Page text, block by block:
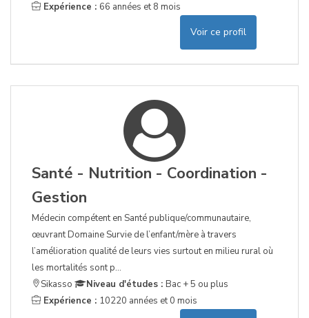
Expérience : 66 années et 8 mois
Voir ce profil
Santé - Nutrition - Coordination -
Gestion
Médecin compétent en Santé publique/communautaire,
œuvrant Domaine Survie de l’enfant/mère à travers
l’amélioration qualité de leurs vies surtout en milieu rural où
les mortalités sont p...
Sikasso
Niveau d'études : Bac + 5 ou plus
Expérience : 10220 années et 0 mois